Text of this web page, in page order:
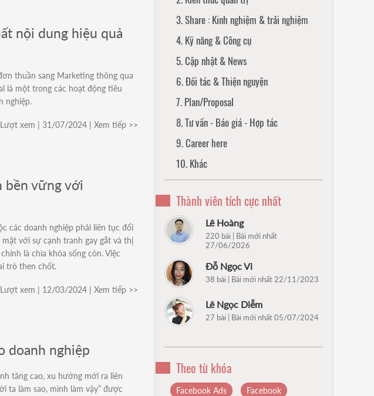
nội dung hiệu quả
thuần sang Marketing thông qua
là một trong các hoạt động tiêu
nghiệp.
xem | 31/07/2024 | Xem tiếp >>
vững với
các doanh nghiệp phải liên tục đổi
với sự cạnh tranh gay gắt và thị
là chìa khóa sống còn. Việc
trò then chốt.
xem | 12/03/2024 | Xem tiếp >>
doanh nghiệp
tăng cao, xu hướng mới ra liên
ta làm sao, mình làm vậy” được
3. Share : Kinh nghiệm & trải nghiệm
4. Kỹ năng & Công cụ
5. Cập nhật & News
6. Đối tác & Thiện nguyện
7. Plan/Proposal
8. Tư vấn - Báo giá - Hợp tác
9. Career here
10. Khác
Thành viên tích cực nhất
Lê Hoàng
220 bài | Bài mới nhất
27/06/2026
Đỗ Ngọc Vi
38 bài | Bài mới nhất 22/11/2023
Lê Ngọc Diễm
27 bài | Bài mới nhất 05/07/2024
Theo từ khóa
Facebook Ads
Facebook